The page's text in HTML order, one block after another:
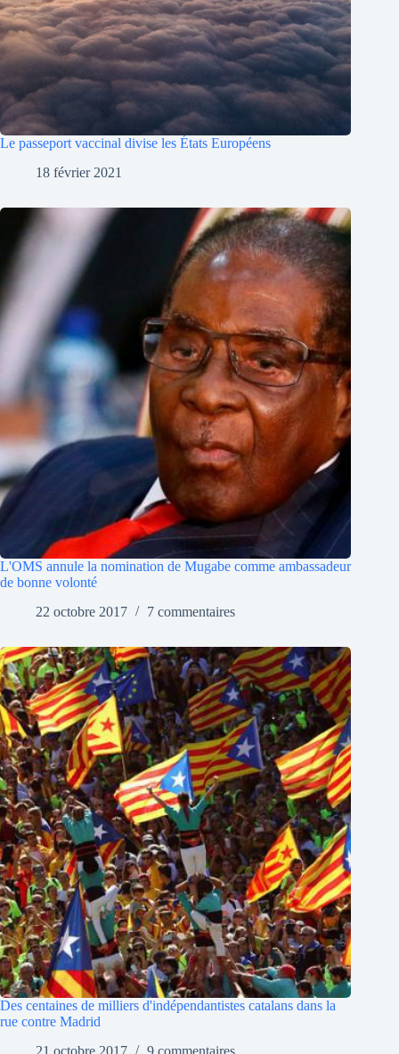
Le passeport vaccinal divise les États Européens
18 février 2021
L'OMS annule la nomination de Mugabe comme ambassadeur
de bonne volonté
22 octobre 2017
7 commentaires
Des centaines de milliers d'indépendantistes catalans dans la
rue contre Madrid